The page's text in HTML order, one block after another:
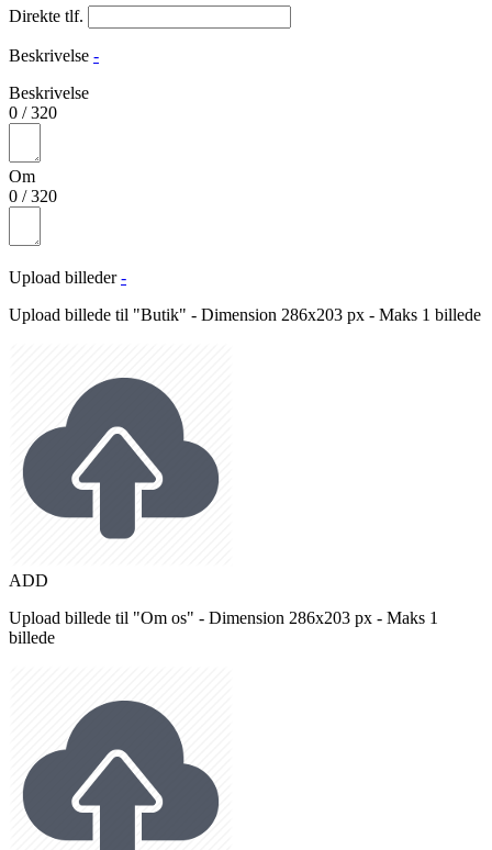
Direkte tlf.
Beskrivelse -
Beskrivelse
0 /320
Om
0 /320
Upload billeder -
Upload billede til "Butik" - Dimension 286x203 px - Maks 1 billede
ADD
Upload billede til "Om os" - Dimension 286x203 px - Maks 1
billede